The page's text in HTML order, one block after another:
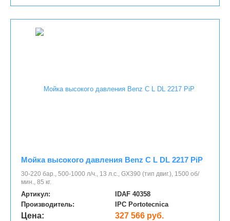
Мойка высокого давления Benz C L DL 2217 PiP
30-220 бар., 500-1000 л/ч., 13 л.с., GX390 (тип двиг.), 1500 об/
мин., 85 кг.
Артикул:
IDAF 40358
Производитель:
IPC Portotecnica
Цена: 327 566 руб.